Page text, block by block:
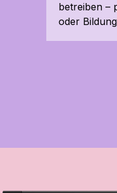
betreiben –
oder